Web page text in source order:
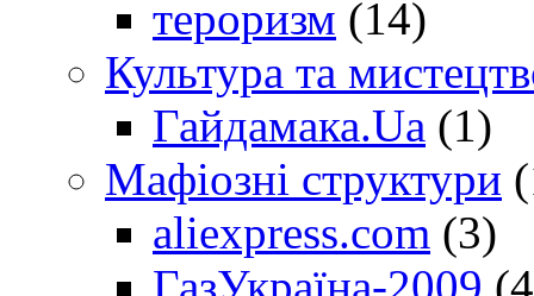
тероризм (14)
Культура та
Гайдамака.Ua (1)
Мафіозні структури
aliexpress.com (3)
ГазУкраїна-2009